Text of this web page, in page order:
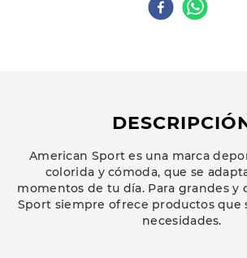
American Sport es una marca
colorida y cómoda, que se
momentos de tu día. Para grandes y
Sport siempre ofrece productos que
necesidades.